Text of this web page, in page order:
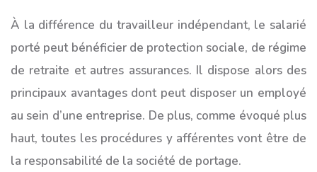
À la différence du travailleur indépendant, le salarié
porté peut bénéficier de protection sociale, de régime
de retraite et autres assurances. Il dispose alors des
principaux avantages dont peut disposer un employé
au sein d’une entreprise. De plus, comme évoqué plus
haut, toutes les procédures y afférentes vont être de
la responsabilité de la société de portage.